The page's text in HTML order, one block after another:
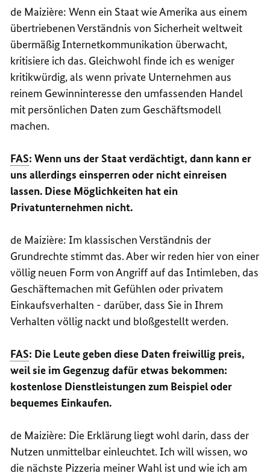
de Maizière: Wenn ein Staat wie Amerika aus einem
übertriebenen Verständnis von Sicherheit weltweit
übermäßig Internetkommunikation überwacht,
kritisiere ich das. Gleichwohl finde ich es weniger
kritikwürdig, als wenn private Unternehmen aus
reinem Gewinninteresse den umfassenden Handel
mit persönlichen Daten zum Geschäftsmodell
machen.
FAS: Wenn uns der Staat verdächtigt, dann kann er
uns allerdings einsperren oder nicht einreisen
lassen. Diese Möglichkeiten hat ein
Privatunternehmen nicht.
de Maizière: Im klassischen Verständnis der
Grundrechte stimmt das. Aber wir reden hier von einer
völlig neuen Form von Angriff auf das Intimleben, das
Geschäftemachen mit Gefühlen oder privatem
Einkaufsverhalten - darüber, dass Sie in Ihrem
Verhalten völlig nackt und bloßgestellt werden.
FAS: Die Leute geben diese Daten freiwillig preis,
weil sie im Gegenzug dafür etwas bekommen:
kostenlose Dienstleistungen zum Beispiel oder
bequemes Einkaufen.
de Maizière: Die Erklärung liegt wohl darin, dass der
Nutzen unmittelbar einleuchtet. Ich will wissen, wo
die nächste Pizzeria meiner Wahl ist und wie ich am